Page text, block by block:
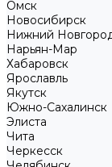
Омск
Новосибирск
Нижний
Нарьян-Мар
Хабаровск
Ярославль
Якутск
Южно-Сахалинск
Элиста
Чита
Черкесск